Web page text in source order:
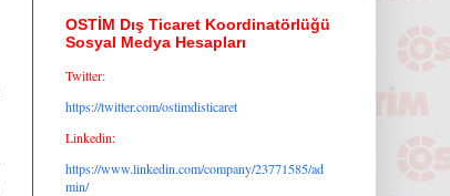
OSTİM Dış Ticaret Koordinatörlüğü
Sosyal Medya Hesapları
Twitter:
https://twitter.com/ostimdisticaret
Linkedin:
https://www.linkedin.com/company/23771585/ad
min/